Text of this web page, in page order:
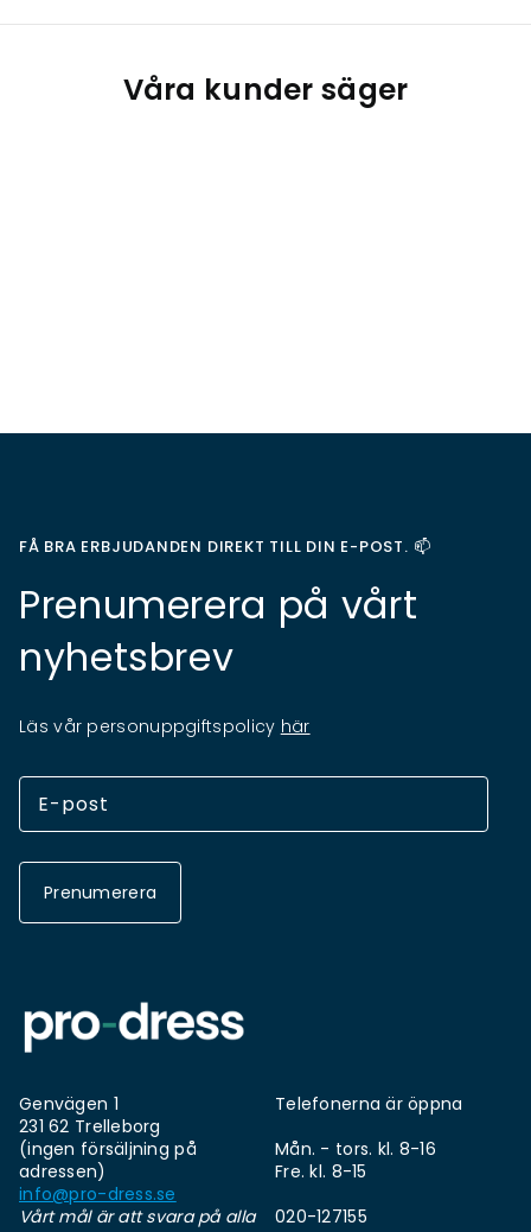
Våra kunder säger
FÅ BRA ERBJUDANDEN DIREKT TILL DIN E-POST. 📫
Prenumerera på vårt
nyhetsbrev
Läs vår personuppgiftspolicy här
Prenumerera
Genvägen 1
231 62 Trelleborg
(ingen försäljning på
adressen)
info@pro-dress.se
Vårt mål är att svara på alla
Telefonerna är öppna
Mån. - tors. kl. 8-16
Fre. kl. 8-15
020-127155